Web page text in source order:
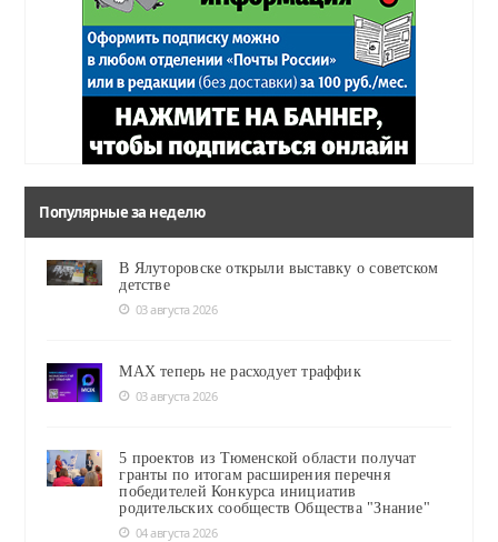
Популярные за неделю
В Ялуторовске открыли выставку о советском
детстве
03 августа 2026
MAX теперь не расходует траффик
03 августа 2026
5 проектов из Тюменской области получат
гранты по итогам расширения перечня
победителей Конкурса инициатив
родительских сообществ Общества "Знание"
04 августа 2026